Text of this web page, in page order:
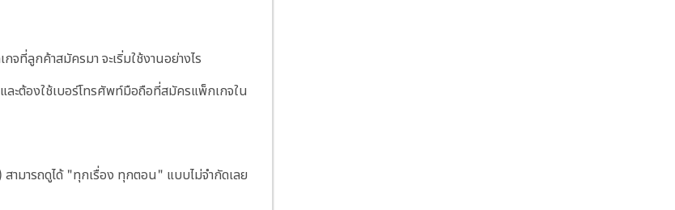
ที่ลูกค้าสมัครมา จะเริ่มใช้งานอย่างไร
ะต้องใช้เบอร์โทรศัพท์มือถือที่สมัครแพ็กเกจใน
ามารถดูได้ "ทุกเรื่อง ทุกตอน" แบบไม่จำกัดเลย